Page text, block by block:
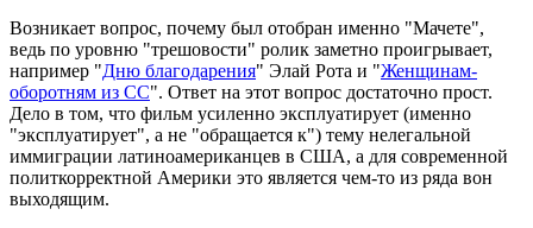
Возникает вопрос, почему был отобран именно "Мачете",
ведь по уровню "трешовости" ролик заметно проигрывает,
например "Дню благодарения" Элай Рота и "Женщинам-
оборотням из СС". Ответ на этот вопрос достаточно прост.
Дело в том, что фильм усиленно эксплуатирует (именно
"эксплуатирует", а не "обращается к") тему нелегальной
иммиграции латиноамериканцев в США, а для современной
политкорректной Америки это является чем-то из ряда вон
выходящим.